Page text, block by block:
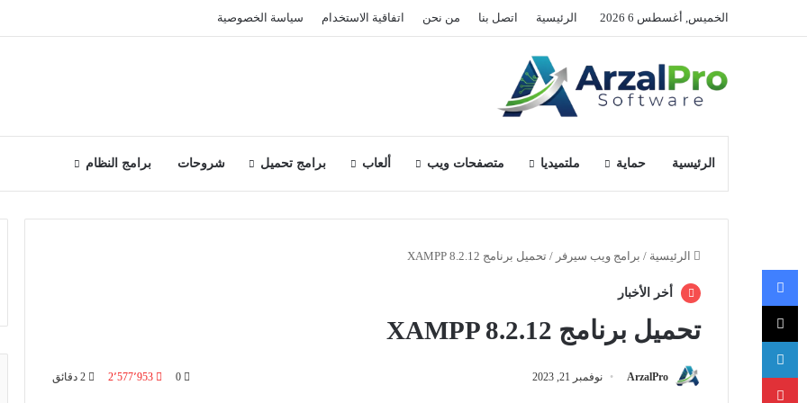
الخميس, أغسطس 6 2026 الرئيسية اتصل بنا من نحن اتفاقية الاستخدام سياسة الخصوصية
الرئيسية حماية ملتميديا متصفحات ويب ألعاب برامج تحميل شروحات
برامج النظام
الرئيسية / برامج ويب سيرفر / تحميل برنامج XAMPP 8.2.12
أخر الأخبار
تحميل برنامج XAMPP 8.2.12
ArzalPro نوفمبر 21, 2023 0 2٬577٬953
فيسبوك
‫X
لينكدإن
بينتيريست